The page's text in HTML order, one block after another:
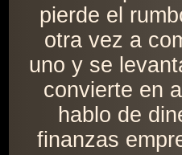
pierde el
otra vez a
uno y se
convierte en
hablo de
finanzas